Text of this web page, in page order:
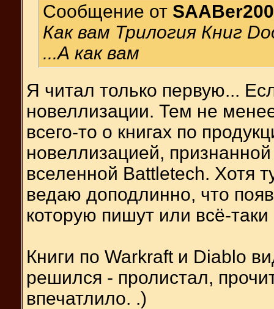
Сообщение от
Как вам Трилогия Книг
...А как вам
Я читал только первую...
новеллизации. Тем не
всего-то о книгах по
новеллизацией,
вселенной Battletech. Хотя
ведаю доподлинно, что
которую пишут или всё-
Книги по Warkraft и Diablo
решился - пролистал,
впечатлило. .)